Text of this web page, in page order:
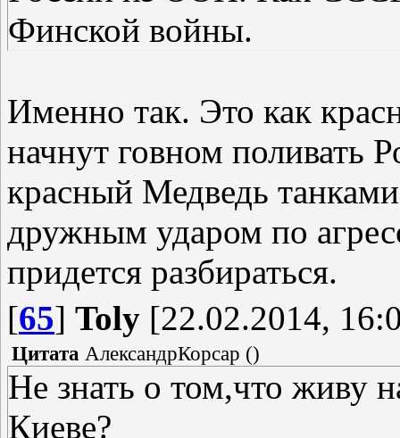
Финской войны.
Именно так. Это как
начнут говном поливать
красный Медведь
дружным ударом по
придется разбираться.
[65] Toly [22.02.2014,
Цитата АлександрКорсар ()
Не знать о том,что живу
Киеве?